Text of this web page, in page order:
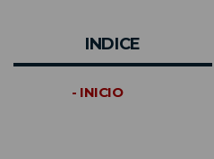
INDICE
- INICIO